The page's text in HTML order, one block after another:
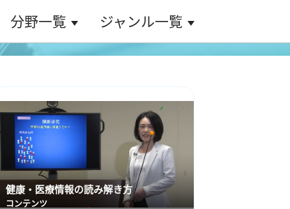
分野一覧 ジャンル一覧
健康・医療情報の読み解き方
コンテンツ